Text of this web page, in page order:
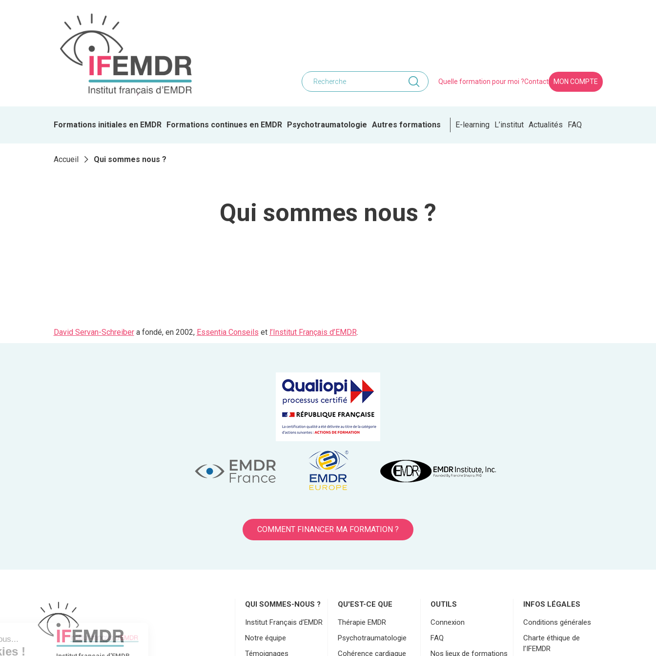
Quelle formation pour moi ?Contact MON COMPTE
Formations initiales en EMDR Formations continues en EMDR Psychotraumatologie Autres formations E-learning L’institut Actualités FAQ
Accueil Qui sommes nous ?
Qui sommes nous ?
David Servan-Schreibera fondé, en 2002, Essentia Conseils et l’Institut Français d’EMDR.
COMMENT FINANCER MA FORMATION ?
QUI SOMMES-NOUS ?
Institut Français d’EMDR
Notre équipe
Témoignages
QU'EST-CE QUE
Thérapie EMDR
Psychotraumatologie
Cohérence cardiaque
OUTILS
Connexion
FAQ
Nos lieux de formations
INFOS LÉGALES
Conditions générales
Charte éthique de
l’IFEMDR